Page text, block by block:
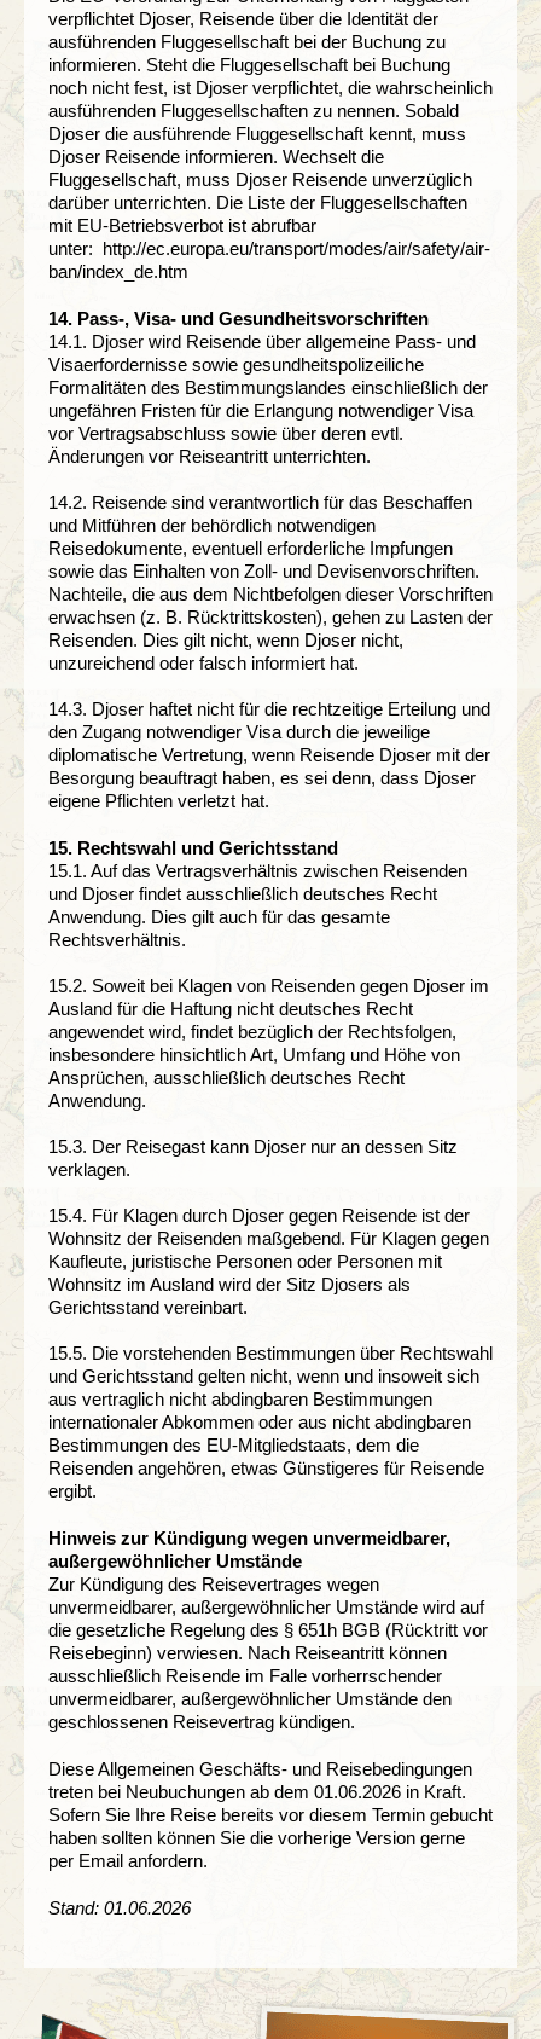
verpflichtet Djoser, Reisende über die Identität der
ausführenden Fluggesellschaft bei der Buchung zu
informieren. Steht die Fluggesellschaft bei Buchung
noch nicht fest, ist Djoser verpflichtet, die wahrscheinlich
ausführenden Fluggesellschaften zu nennen. Sobald
Djoser die ausführende Fluggesellschaft kennt, muss
Djoser Reisende informieren. Wechselt die
Fluggesellschaft, muss Djoser Reisende unverzüglich
darüber unterrichten. Die Liste der Fluggesellschaften
mit EU-Betriebsverbot ist abrufbar
unter: http://ec.europa.eu/transport/modes/air/safety/air-
ban/index_de.htm
14. Pass-, Visa- und Gesundheitsvorschriften
14.1. Djoser wird Reisende über allgemeine Pass- und
Visaerfordernisse sowie gesundheitspolizeiliche
Formalitäten des Bestimmungslandes einschließlich der
ungefähren Fristen für die Erlangung notwendiger Visa
vor Vertragsabschluss sowie über deren evtl.
Änderungen vor Reiseantritt unterrichten.
14.2. Reisende sind verantwortlich für das Beschaffen
und Mitführen der behördlich notwendigen
Reisedokumente, eventuell erforderliche Impfungen
sowie das Einhalten von Zoll- und Devisenvorschriften.
Nachteile, die aus dem Nichtbefolgen dieser Vorschriften
erwachsen (z. B. Rücktrittskosten), gehen zu Lasten der
Reisenden. Dies gilt nicht, wenn Djoser nicht,
unzureichend oder falsch informiert hat.
14.3. Djoser haftet nicht für die rechtzeitige Erteilung und
den Zugang notwendiger Visa durch die jeweilige
diplomatische Vertretung, wenn Reisende Djoser mit der
Besorgung beauftragt haben, es sei denn, dass Djoser
eigene Pflichten verletzt hat.
15. Rechtswahl und Gerichtsstand
15.1. Auf das Vertragsverhältnis zwischen Reisenden
und Djoser findet ausschließlich deutsches Recht
Anwendung. Dies gilt auch für das gesamte
Rechtsverhältnis.
15.2. Soweit bei Klagen von Reisenden gegen Djoser im
Ausland für die Haftung nicht deutsches Recht
angewendet wird, findet bezüglich der Rechtsfolgen,
insbesondere hinsichtlich Art, Umfang und Höhe von
Ansprüchen, ausschließlich deutsches Recht
Anwendung.
15.3. Der Reisegast kann Djoser nur an dessen Sitz
verklagen.
15.4. Für Klagen durch Djoser gegen Reisende ist der
Wohnsitz der Reisenden maßgebend. Für Klagen gegen
Kaufleute, juristische Personen oder Personen mit
Wohnsitz im Ausland wird der Sitz Djosers als
Gerichtsstand vereinbart.
15.5. Die vorstehenden Bestimmungen über Rechtswahl
und Gerichtsstand gelten nicht, wenn und insoweit sich
aus vertraglich nicht abdingbaren Bestimmungen
internationaler Abkommen oder aus nicht abdingbaren
Bestimmungen des EU-Mitgliedstaats, dem die
Reisenden angehören, etwas Günstigeres für Reisende
ergibt.
Hinweis zur Kündigung wegen unvermeidbarer,
außergewöhnlicher Umstände
Zur Kündigung des Reisevertrages wegen
unvermeidbarer, außergewöhnlicher Umstände wird auf
die gesetzliche Regelung des § 651h BGB (Rücktritt vor
Reisebeginn) verwiesen. Nach Reiseantritt können
ausschließlich Reisende im Falle vorherrschender
unvermeidbarer, außergewöhnlicher Umstände den
geschlossenen Reisevertrag kündigen.
Diese Allgemeinen Geschäfts- und Reisebedingungen
treten bei Neubuchungen ab dem 01.06.2026 in Kraft.
Sofern Sie Ihre Reise bereits vor diesem Termin gebucht
haben sollten können Sie die vorherige Version gerne
per Email anfordern.
Stand: 01.06.2026